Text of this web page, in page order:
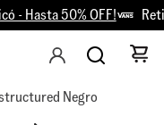
- Hasta 50% OFF!
Negro